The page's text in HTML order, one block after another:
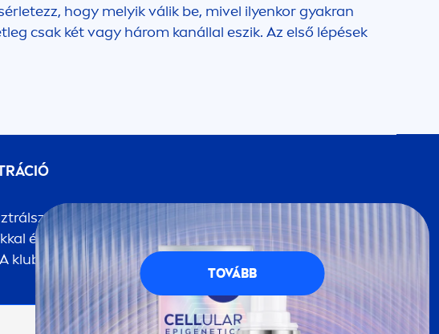
hogy melyik válik be, mivel ilyenkor gyakran
csak két vagy három kanállal eszik. Az első lépések
a
és meglepetésekkel teli, kék-fehér világának. Regisztrálj
klubtagság számos előnnyel jár.
TOVÁBB